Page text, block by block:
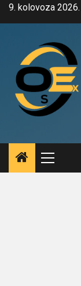
Skip9. kolovoza 2026.
Primary
Menu